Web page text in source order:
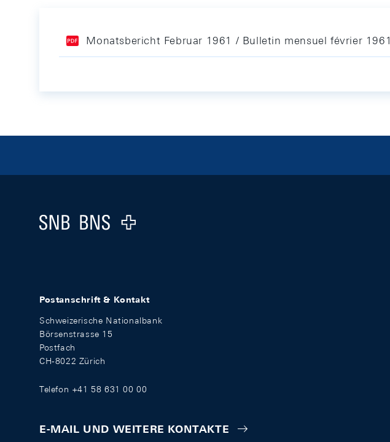
Monatsbericht Februar 1961 / Bulletin mensuel février 1961
Logo
Postanschrift & Kontakt
Schweizerische Nationalbank
Börsenstrasse 15
Postfach
CH-8022 Zürich
Telefon +41 58 631 00 00
E-MAIL UND WEITERE KONTAKTE